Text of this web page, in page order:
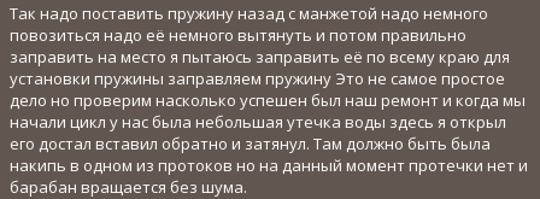
Так надо поставить пружину назад с манжетой надо немного
повозиться надо её немного вытянуть и потом правильно
заправить на место я пытаюсь заправить её по всему краю для
установки пружины заправляем пружину Это не самое простое
дело но проверим насколько успешен был наш ремонт и когда мы
начали цикл у нас была небольшая утечка воды здесь я открыл
его достал вставил обратно и затянул. Там должно быть была
накипь в одном из протоков но на данный момент протечки нет и
барабан вращается без шума.